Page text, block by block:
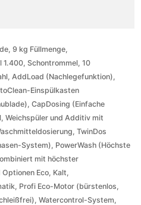
9 kg Füllmenge,
1.400, Schontrommel, 10
AddLoad (Nachlegefunktion),
Einspülkasten
CapDosing (Einfache
Weichspüler und Additiv mit
TwinDos
System), PowerWash (Höchste
mit höchster
Eco, Kalt,
Profi Eco-Motor (bürstenlos,
Watercontrol-System,